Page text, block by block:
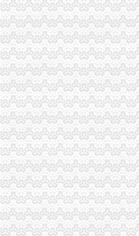
出口许可证_已解决-阿里巴
2013年出口许可证管理货物
注册出口贸易公司
[01-30]外资如何注册进出口
北京进出口贸易公司注册【
如何注册外贸公司
上海注册外贸公司,求公司
注册外贸公司,银行开户QQ-
外贸公司注册流程
义乌外贸公司注册|义乌注
注册深圳内资外贸公司流程
外贸公司注册资金
英国公司注册资金【宁波外
如何成立一家外贸公司？低